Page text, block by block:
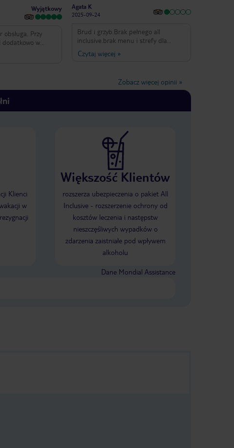
Wyjątkowy
Przy
dodatkowo w
Jedzenie
Czysto i
Otoczenie
handlowe. Do
z centrum
młyna, przez
do atrakcji
Agata K
2025-09-24
Brud i grzyb.Brak pełnego all
inclusive.brak menu i strefy dla
dzieci.brak animacji.brak
owoców.jedlismyna mieście.biuro Tui
Czytaj więcej »
Zobacz więcej opinii »
Klienci
w
Większość Klientów
rozszerza ubezpieczenia o pakiet All
Inclusive - rozszerzenie ochrony od
kosztów leczenia i następstw
nieszczęśliwych wypadków o
zdarzenia zaistniałe pod wpływem
alkoholu
Dane Mondial Assistance